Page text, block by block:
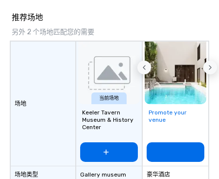
private groups across the country
other, and create LASTING memories
personable, engaging, and mind
blowing experience for your group -
send me/my team a message!
推荐场地
另外 2 个场地匹配您的需要
场地
场地类型
当前场地
Keeler Tavern
Museum & History
Center
Gallery museum
Promote your
venue
豪华酒店